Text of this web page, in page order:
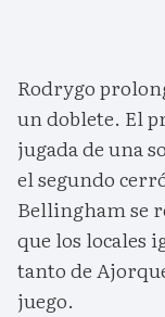
Rodrygo
un doblete. El
jugada de una
el segundo
Bellingham se
que los locales
tanto de
juego.